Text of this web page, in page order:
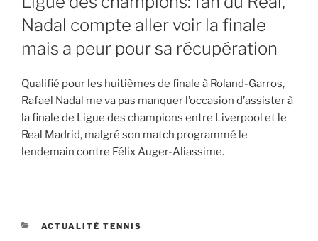
Nadal compte aller voir la finale
mais a peur pour sa récupération
Qualifié pour les huitièmes de finale à Roland-Garros,
Rafael Nadal me va pas manquer l’occasion d’assister à
la finale de Ligue des champions entre Liverpool et le
Real Madrid, malgré son match programmé le
lendemain contre Félix Auger-Aliassime.
CATEGORIES
ACTUALITÉ TENNIS